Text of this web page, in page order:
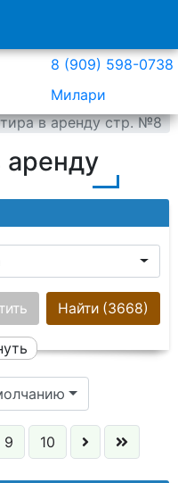
8 (909) 598-0738
Милари
в аренду стр. №8
аренду
выбраноНайти (3668)
9 10